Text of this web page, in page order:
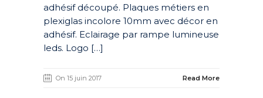
adhésif découpé. Plaques métiers en
plexiglas incolore 10mm avec décor en
adhésif. Eclairage par rampe lumineuse
leds. Logo […]
On 15 juin 2017 Read More